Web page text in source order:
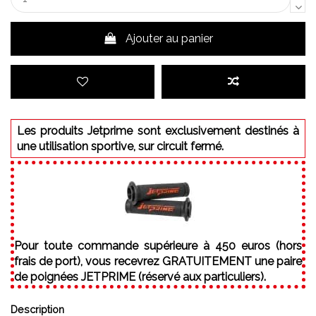
Ajouter au panier
Les produits Jetprime sont exclusivement destinés à
une utilisation sportive, sur circuit fermé.
Pour toute commande supérieure à 450 euros (hors
frais de port), vous recevrez GRATUITEMENT une paire
de poignées JETPRIME (réservé aux particuliers).
Description